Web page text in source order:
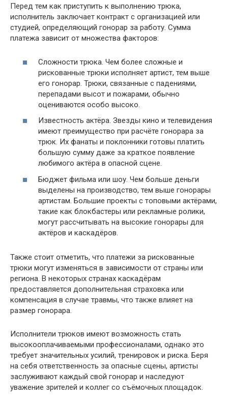
Перед тем как приступить к выполнению трюка,
исполнитель заключает контракт с организацией или
студией, определяющий гонорар за работу. Сумма
платежа зависит от множества факторов:
Сложности трюка. Чем более сложные и
рискованные трюки исполняет артист, тем выше
его гонорар. Трюки, связанные с падениями,
перепадами высот и пожарами, обычно
оцениваются особо высоко.
Известность актёра. Звезды кино и телевидения
имеют преимущество при расчёте гонорара за
трюк. Их фанаты и поклонники готовы платить
большую сумму даже за краткое появление
любимого актёра в опасной сцене.
Бюджет фильма или шоу. Чем больше деньги
выделены на производство, тем выше гонорары
артистам. Большие проекты с топовыми актёрами,
такие как блокбастеры или рекламные ролики,
могут рассчитывать на высокие гонорары для
актёров и каскадёров.
Также стоит отметить, что платежи за рискованные
трюки могут изменяться в зависимости от страны или
региона. В некоторых странах каскадёрам
предоставляется дополнительная страховка или
компенсация в случае травмы, что также влияет на
размер гонорара.
Исполнители трюков имеют возможность стать
высокооплачиваемыми профессионалами, однако это
требует значительных усилий, тренировок и риска. Беря
на себя ответственность за опасные сцены, артисты
заслуживают каждый свой гонорар и наследуют
уважение зрителей и коллег со съёмочных площадок.